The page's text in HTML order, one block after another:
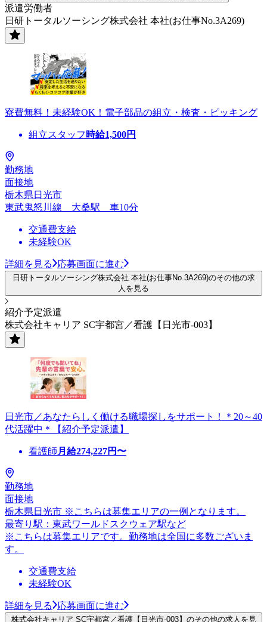
派遣労働者
日研トータルソーシング株式会社 本社(お仕事No.3A269)
寮費無料！未経験OK！電子部品の組立・検査・ピッキング
組立スタッフ 時給1,500円
勤務地
面接地
栃木県日光市
東武鬼怒川線 大桑駅 車10分
交通費支給
未経験OK
詳細を見る 応募画面に進む
日研トータルソーシング株式会社 本社(お仕事No.3A269)のその他の求
人を見る
紹介予定派遣
株式会社キャリア SC宇都宮／看護【日光市-003】
日光市／あなたらしく働ける職場探しをサポート！＊20～40
代活躍中＊【紹介予定派遣】
看護師 月給274,227円〜
勤務地
面接地
栃木県日光市 ※こちらは募集エリアの一例となります。
最寄り駅：東武ワールドスクウェア駅など
※こちらは募集エリアです。勤務地は全国に多数ございま
す。
交通費支給
未経験OK
詳細を見る 応募画面に進む
株式会社キャリア SC宇都宮／看護【日光市-003】のその他の求人を見